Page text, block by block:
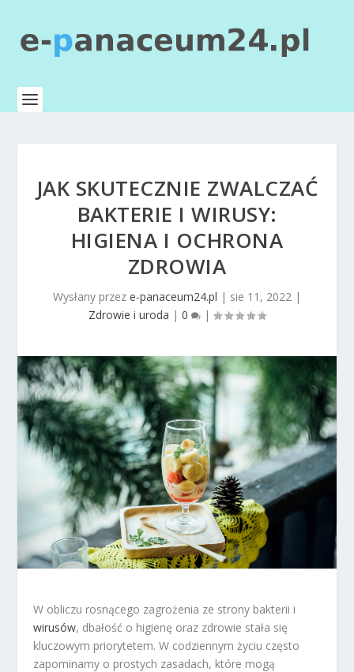
JAK SKUTECZNIE ZWALCZAĆ
BAKTERIE I WIRUSY:
HIGIENA I OCHRONA
ZDROWIA
Wysłany przez e-panaceum24.pl | sie 11, 2022 |
Zdrowie i uroda | 0 |
W obliczu rosnącego zagrożenia ze strony bakterii i
wirusów, dbałość o higienę oraz zdrowie stała się
kluczowym priorytetem. W codziennym życiu często
zapominamy o prostych zasadach, które mogą